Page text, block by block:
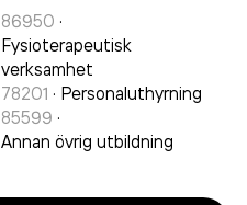
86950 ·
Fysioterapeutisk
verksamhet
78201 · Personaluthyrning
85599 ·
Annan övrig utbildning